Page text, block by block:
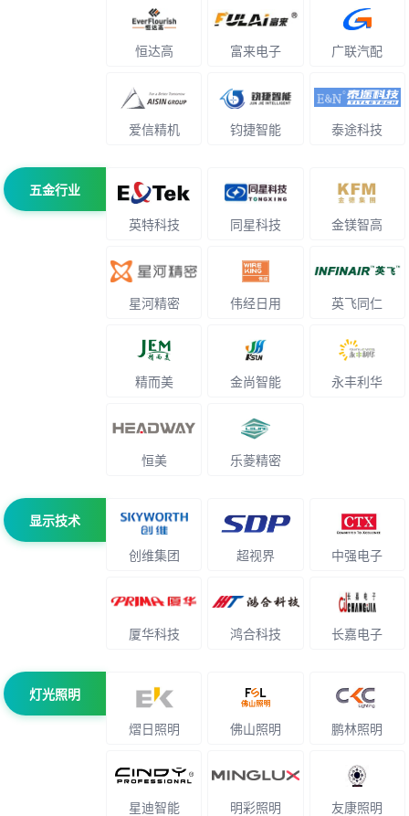
恒达高 富来电子 广联汽配
爱信精机 钧捷智能 泰途科技
五金行业
英特科技 同星科技 金镁智高
星河精密 伟经日用 英飞同仁
精而美 金尚智能 永丰利华
恒美 乐菱精密
显示技术
创维集团 超视界 中强电子
厦华科技 鸿合科技 长嘉电子
灯光照明
熠日照明 佛山照明 鹏林照明
星迪智能 明彩照明 友康照明